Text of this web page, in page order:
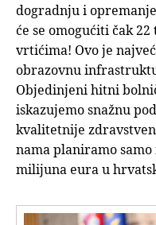
dogradnju i
će se omogućiti čak
vrtićima! Ovo je
obrazovnu
Objedinjeni hitni
iskazujemo snažnu
kvalitetnije
nama planiramo samo
milijuna eura u